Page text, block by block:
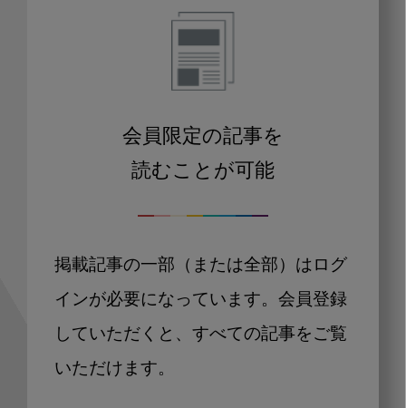
会員限定の記事を
読むことが可能
掲載記事の一部（または全部）はログ
インが必要になっています。会員登録
していただくと、すべての記事をご覧
いただけます。